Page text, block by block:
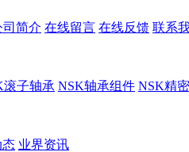
简介 在线留言 在线反馈 联系
滚子轴承 NSK轴承组件 NSK精
态 业界资讯